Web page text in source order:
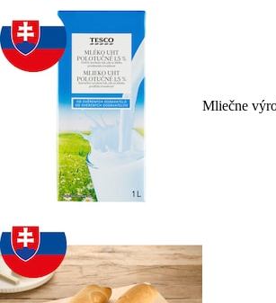
Mliečne